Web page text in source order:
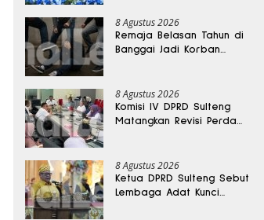
8 Agustus 2026
Remaja Belasan Tahun di
Banggai Jadi Korban
8 Agustus 2026
Komisi IV DPRD Sulteng
Matangkan Revisi Perda
8 Agustus 2026
Ketua DPRD Sulteng Sebut
Lembaga Adat Kunci